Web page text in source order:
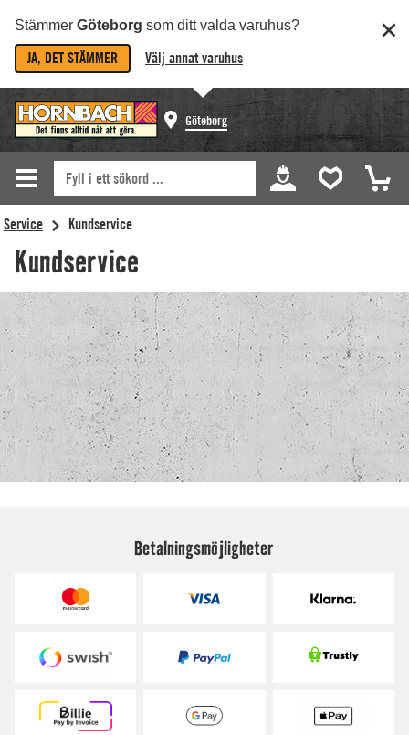
Stämmer Göteborg som ditt valda varuhus?
JA, DET STÄMMER Välj annat varuhus
Göteborg
Betalningsmöjligheter